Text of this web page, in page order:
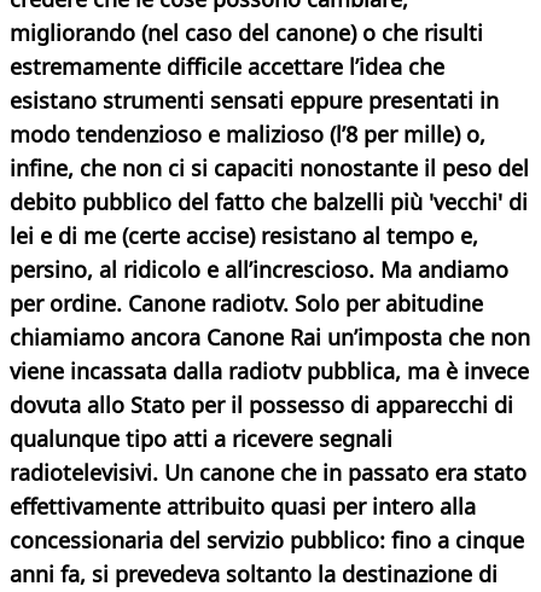
migliorando (nel caso del canone) o che risulti
estremamente difficile accettare l’idea che
esistano strumenti sensati eppure presentati in
modo tendenzioso e malizioso (l’8 per mille) o,
infine, che non ci si capaciti nonostante il peso del
debito pubblico del fatto che balzelli più 'vecchi' di
lei e di me (certe accise) resistano al tempo e,
persino, al ridicolo e all’increscioso. Ma andiamo
per ordine. Canone radiotv. Solo per abitudine
chiamiamo ancora Canone Rai un’imposta che non
viene incassata dalla radiotv pubblica, ma è invece
dovuta allo Stato per il possesso di apparecchi di
qualunque tipo atti a ricevere segnali
radiotelevisivi. Un canone che in passato era stato
effettivamente attribuito quasi per intero alla
concessionaria del servizio pubblico: fino a cinque
anni fa, si prevedeva soltanto la destinazione di